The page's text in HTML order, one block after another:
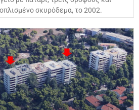
σκυρόδεμα, το 2002.